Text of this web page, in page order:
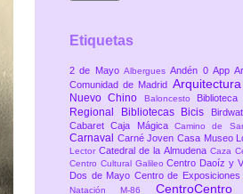
Etiquetas
2 de Mayo AlberguesAndén 0 App
Comunidad de Madrid Arquitectura
Nuevo Chino
Baloncesto
Regional
Bibliotecas Bicis
CabaretCaja MágicaCamino de
Carnaval Carné JovenCasa Museo
LectorCatedral de la Almudena Caza
Centro Cultural GalileoCentro Daoíz y
Dos de Mayo Centro de
Natación M-86